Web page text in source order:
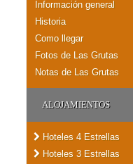
Información general
Historia
Como llegar
Fotos de Las Grutas
Notas de Las Grutas
ALOJAMIENTOS
Hoteles 4 Estrellas
Hoteles 3 Estrellas